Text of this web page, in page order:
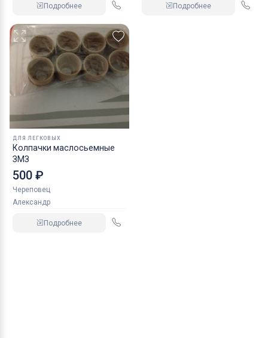
Подробнее Подробнее
ДЛЯ ЛЕГКОВЫХ
Колпачки маслосьемные
ЗМЗ
500 ₽
Череповец
Александр
Подробнее